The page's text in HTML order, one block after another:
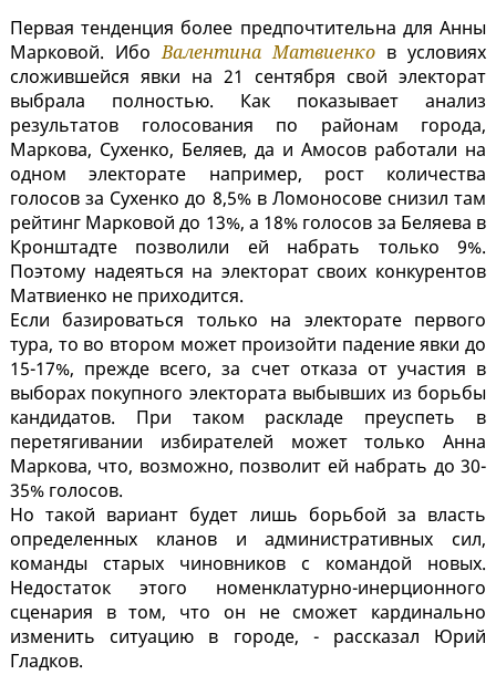
Первая тенденция более предпочтительна для Анны
Марковой. ИбоВалентина Матвиенко в условиях
сложившейся явки на 21 сентября свой электорат
выбрала полностью. Как показывает анализ
результатов голосования по районам города,
Маркова, Сухенко, Беляев, да и Амосов работали на
одном электорате например, рост количества
голосов за Сухенко до 8,5% в Ломоносове снизил там
рейтинг Марковой до 13%, а 18% голосов за Беляева в
Кронштадте позволили ей набрать только 9%.
Поэтому надеяться на электорат своих конкурентов
Матвиенко не приходится.
Если базироваться только на электорате первого
тура, то во втором может произойти падение явки до
15-17%, прежде всего, за счет отказа от участия в
выборах покупного электората выбывших из борьбы
кандидатов. При таком раскладе преуспеть в
перетягивании избирателей может только Анна
Маркова, что, возможно, позволит ей набрать до 30-
35% голосов.
Но такой вариант будет лишь борьбой за власть
определенных кланов и административных сил,
команды старых чиновников с командой новых.
Недостаток этого номенклатурно-инерционного
сценария в том, что он не сможет кардинально
изменить ситуацию в городе, - рассказал Юрий
Гладков.